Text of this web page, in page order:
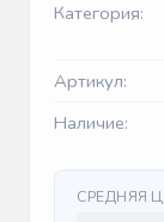
Категория:
Артикул:
Наличие:
СРЕДНЯЯ